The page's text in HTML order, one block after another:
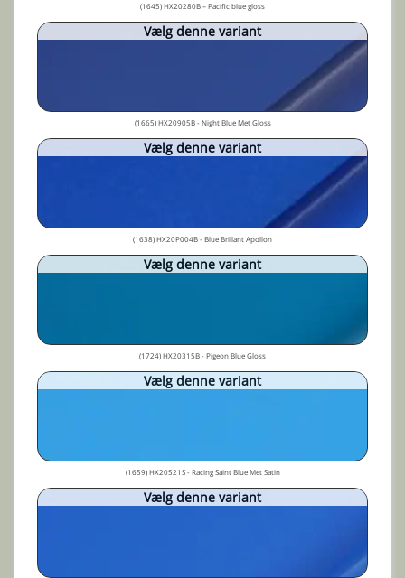
(1645) HX20280B – Pacific blue gloss
Vælg denne variant
(1665) HX20905B - Night Blue Met Gloss
Vælg denne variant
(1638) HX20P004B - Blue Brillant Apollon
Vælg denne variant
(1724) HX20315B - Pigeon Blue Gloss
Vælg denne variant
(1659) HX20521S - Racing Saint Blue Met Satin
Vælg denne variant